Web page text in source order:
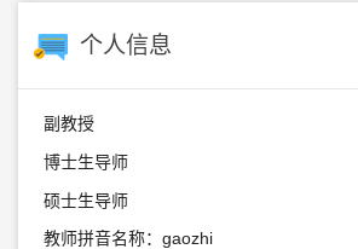
个人信息
副教授
博士生导师
硕士生导师
教师拼音名称：gaozhi